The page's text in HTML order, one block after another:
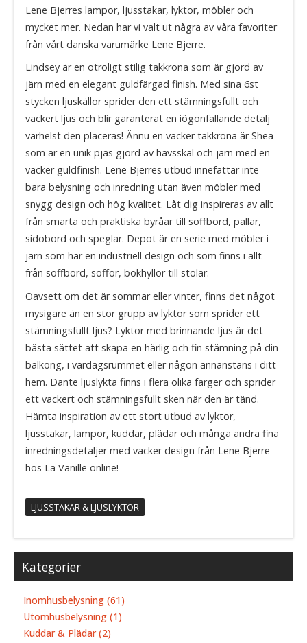
Lene Bjerres lampor, ljusstakar, lyktor, möbler och
mycket mer. Nedan har vi valt ut några av våra favoriter
från vårt danska varumärke Lene Bjerre.
Lindsey är en otroligt stilig takkrona som är gjord av
järn med en elegant guldfärgad finish. Med sina 6st
stycken ljuskällor sprider den ett stämningsfullt och
vackert ljus och blir garanterat en iögonfallande detalj
varhelst den placeras! Ännu en vacker takkrona är Shea
som är en unik pjäs gjord av havsskal och järn med en
vacker guldfinish. Lene Bjerres utbud innefattar inte
bara belysning och inredning utan även möbler med
snygg design och hög kvalitet. Låt dig inspireras av allt
från smarta och praktiska byråar till soffbord, pallar,
sidobord och speglar. Depot är en serie med möbler i
järn som har en industriell design och som finns i allt
från soffbord, soffor, bokhyllor till stolar.
Oavsett om det är sommar eller vinter, finns det något
mysigare än en stor grupp av lyktor som sprider ett
stämningsfullt ljus? Lyktor med brinnande ljus är det
bästa sättet att skapa en härlig och fin stämning på din
balkong, i vardagsrummet eller någon annanstans i ditt
hem. Dante ljuslykta finns i flera olika färger och sprider
ett vackert och stämningsfullt sken när den är tänd.
Hämta inspiration av ett stort utbud av lyktor,
ljusstakar, lampor, kuddar, plädar och många andra fina
inredningsdetaljer med vacker design från Lene Bjerre
hos La Vanille online!
LJUSSTAKAR & LJUSLYKTOR
Kategorier
Inomhusbelysning (61)
Utomhusbelysning (1)
Kuddar & Plädar (2)